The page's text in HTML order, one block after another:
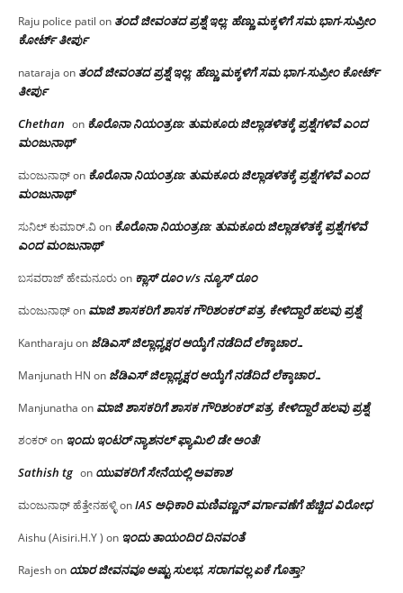
Raju police patil on ತಂದೆ ಜೀವಂತದ ಪ್ರಶ್ನೆ ಇಲ್ಲ: ಹೆಣ್ಣು ಮಕ್ಕಳಿಗೆ ಸಮ ಭಾಗ-ಸುಪ್ರೀಂ
ಕೋರ್ಟ್ ತೀರ್ಪು
nataraja on ತಂದೆ ಜೀವಂತದ ಪ್ರಶ್ನೆ ಇಲ್ಲ: ಹೆಣ್ಣು ಮಕ್ಕಳಿಗೆ ಸಮ ಭಾಗ-ಸುಪ್ರೀಂ ಕೋರ್ಟ್
ತೀರ್ಪು
Chethan on ಕೊರೊನಾ ನಿಯಂತ್ರಣ: ತುಮಕೂರು ಜಿಲ್ಲಾಡಳಿತಕ್ಕೆ ಪ್ರಶ್ನೆಗಳಿವೆ ಎಂದ
ಮಂಜು‌ನಾಥ್
ಮಂಜುನಾಥ್on ಕೊರೊನಾ ನಿಯಂತ್ರಣ: ತುಮಕೂರು ಜಿಲ್ಲಾಡಳಿತಕ್ಕೆ ಪ್ರಶ್ನೆಗಳಿವೆ ಎಂದ
ಮಂಜು‌ನಾಥ್
ಸುನಿಲ್ ಕುಮಾರ್.ವಿon ಕೊರೊನಾ ನಿಯಂತ್ರಣ: ತುಮಕೂರು ಜಿಲ್ಲಾಡಳಿತಕ್ಕೆ ಪ್ರಶ್ನೆಗಳಿವೆ
ಎಂದ ಮಂಜು‌ನಾಥ್
ಬಸವರಾಜ್ ಹೇಮನೂರುon ಕ್ಲಾಸ್ ರೂಂ v/s ನ್ಯೂಸ್ ರೂಂ
ಮಂಜುನಾಥ್on ಮಾಜಿ ಶಾಸಕರಿಗೆ ಶಾಸಕ ಗೌರಿಶಂಕರ್ ಪತ್ರ, ಕೇಳಿದ್ದಾರೆ ಹಲವು ಪ್ರಶ್ನೆ
Kantharajuon ಜೆಡಿಎಸ್ ಜಿಲ್ಲಾಧ್ಯಕ್ಷರ ಆಯ್ಕೆಗೆ ನಡೆದಿದೆ ಲೆಕ್ಕಾಚಾರ…
Manjunath HN on ಜೆಡಿಎಸ್ ಜಿಲ್ಲಾಧ್ಯಕ್ಷರ ಆಯ್ಕೆಗೆ ನಡೆದಿದೆ ಲೆಕ್ಕಾಚಾರ…
Manjunatha on ಮಾಜಿ ಶಾಸಕರಿಗೆ ಶಾಸಕ ಗೌರಿಶಂಕರ್ ಪತ್ರ, ಕೇಳಿದ್ದಾರೆ ಹಲವು ಪ್ರಶ್ನೆ
ಶಂಕರ್on ಇಂದು ಇಂಟರ್ ನ್ಯಾಶನಲ್ ಫ್ಯಾಮಿಲಿ ಡೇ ಅಂತೆ!
Sathish tg on ಯುವಕರಿಗೆ ಸೇನೆಯಲ್ಲಿ ಅವಕಾಶ
ಮಂಜುನಾಥ್ ಹೆತ್ತೇನಹಳ್ಳಿonIAS ಅಧಿಕಾರಿ ಮಣಿವಣ್ಣನ್ ವರ್ಗಾವಣೆಗೆ ಹೆಚ್ಚಿದ‌ ವಿರೋಧ
Aishu (Aisiri.H.Y ) on ಇಂದು ತಾಯಂದಿರ ದಿನವಂತೆ
Rajeshon ಯಾರ ಜೀವನವೂ ಅಷ್ಟು ಸುಲಭ, ಸರಾಗವಲ್ಲ ಏಕೆ ಗೊತ್ತಾ?